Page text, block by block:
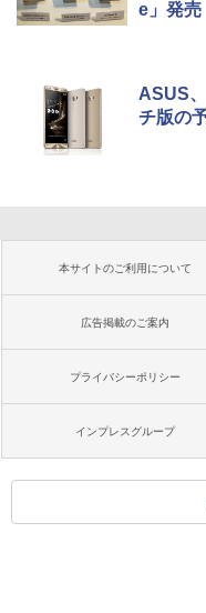
e」発売
ASUS
チ版の
本サイトのご利用について
広告掲載のご案内
プライバシーポリシー
インプレスグループ